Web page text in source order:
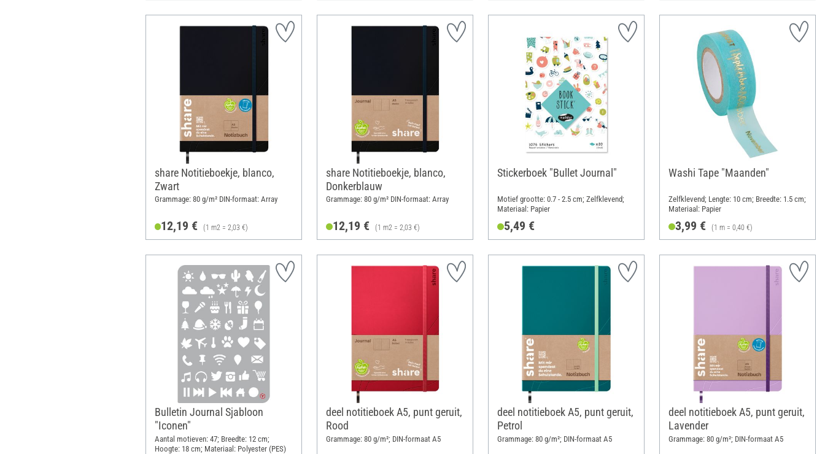
share Notitieboekje, blanco,
Zwart
Grammage: 80 g/m² DIN-formaat: Array
12,19 € (1 m2 = 2,03 €)
share Notitieboekje, blanco,
Donkerblauw
Grammage: 80 g/m² DIN-formaat: Array
12,19 € (1 m2 = 2,03 €)
Stickerboek "Bullet Journal"
Motief grootte: 0.7 - 2.5 cm; Zelfklevend;
Materiaal: Papier
5,49 €
Washi Tape "Maanden"
Zelfklevend; Lengte: 10 cm; Breedte: 1.5 cm;
Materiaal: Papier
3,99 € (1 m = 0,40 €)
Bulletin Journal Sjabloon
"Iconen"
Aantal motieven: 47; Breedte: 12 cm;
Hoogte: 18 cm; Materiaal: Polyester (PES)
deel notitieboek A5, punt geruit,
Rood
Grammage: 80 g/m²; DIN-formaat A5
deel notitieboek A5, punt geruit,
Petrol
Grammage: 80 g/m²; DIN-formaat A5
deel notitieboek A5, punt geruit,
Lavender
Grammage: 80 g/m²; DIN-formaat A5